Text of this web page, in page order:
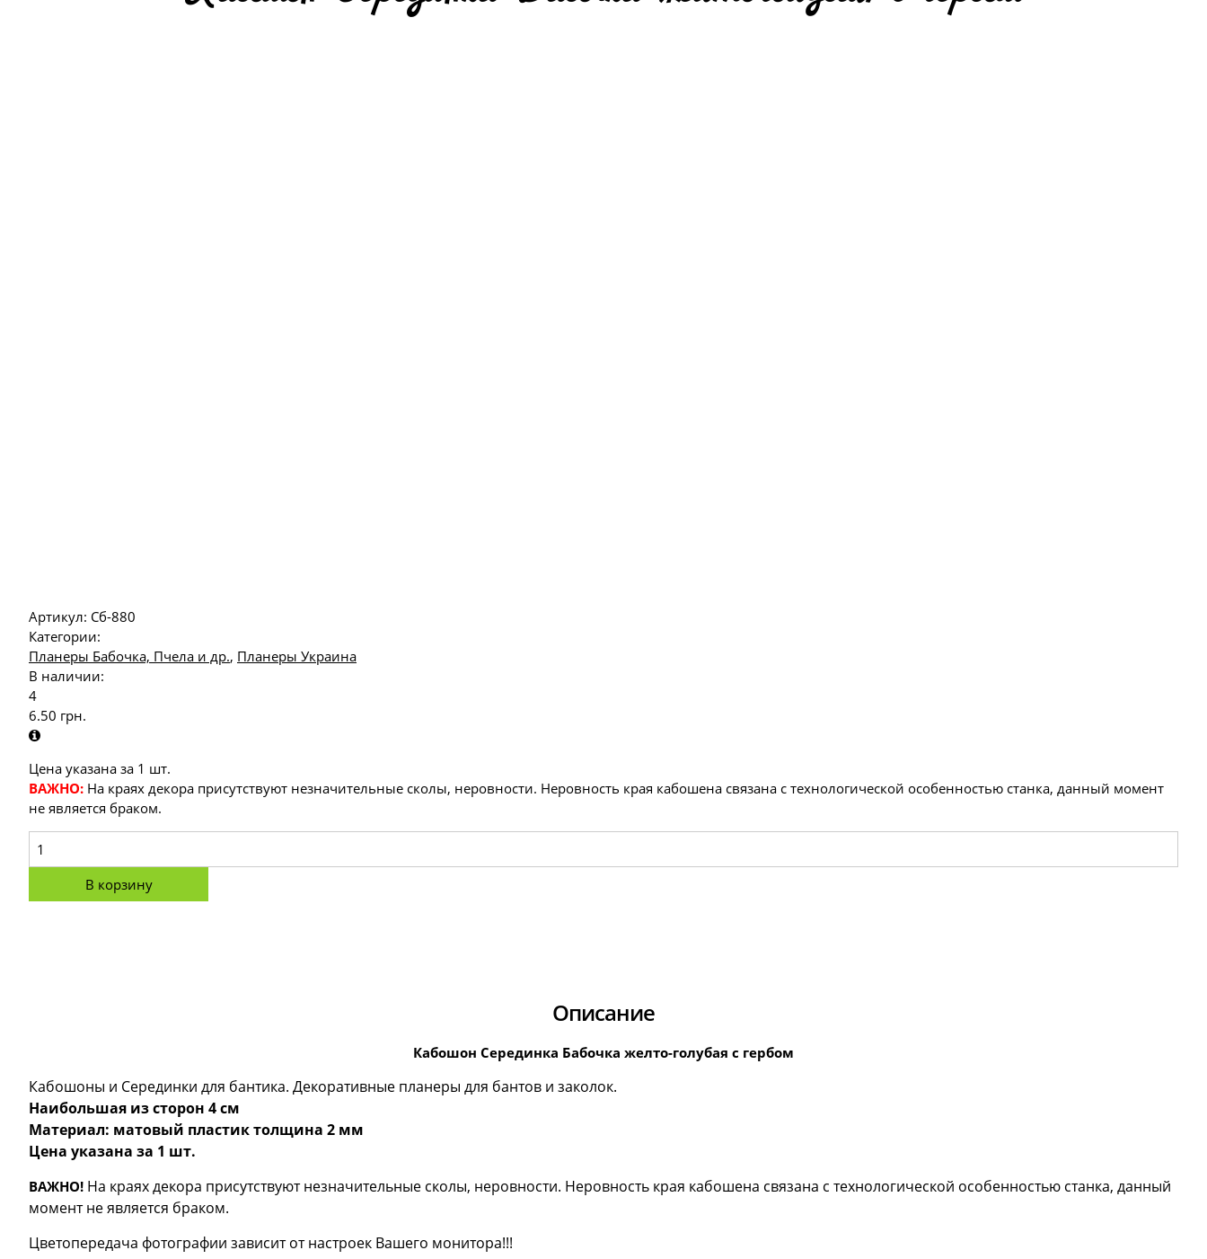
Артикул: Сб-880
Категории:
Планеры Бабочка, Пчела и др., Планеры Украина
В наличии:
4
6.50 грн.
Цена указана за 1 шт.
ВАЖНО: На краях декора присутствуют незначительные сколы, неровности. Неровность края кабошена связана с технологической особенностью станка, данный момент
не является браком.
В корзину
Описание
Кабошон Серединка Бабочка желто-голубая с гербом
Кабошоны и Серединки для бантика. Декоративные планеры для бантов и заколок.
Наибольшая из сторон 4 см
Материал: матовый пластик толщина 2 мм
Цена указана за 1 шт.
ВАЖНО! На краях декора присутствуют незначительные сколы, неровности. Неровность края кабошена связана с технологической особенностью станка, данный
момент не является браком.
Цветопередача фотографии зависит от настроек Вашего монитора!!!